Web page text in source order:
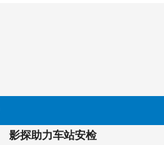
影探助力车站安检